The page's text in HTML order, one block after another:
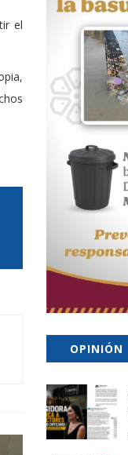
el
OPINIÓN